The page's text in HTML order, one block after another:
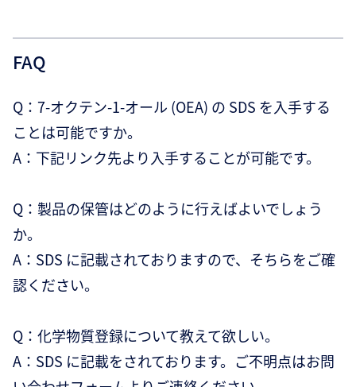
FAQ
Q：7-オクテン-1-オール (OEA) の SDS を入手する
ことは可能ですか。
A：下記リンク先より入手することが可能です。
Q：製品の保管はどのように行えばよいでしょう
か。
A：SDS に記載されておりますので、そちらをご確
認ください。
Q：化学物質登録について教えて欲しい。
A：SDS に記載をされております。ご不明点はお問